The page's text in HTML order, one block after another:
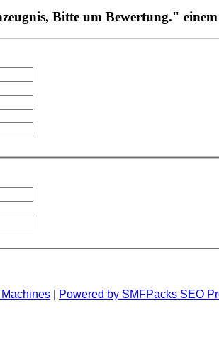
Bitte um Bewertung."
Powered by SMFPacks SEO